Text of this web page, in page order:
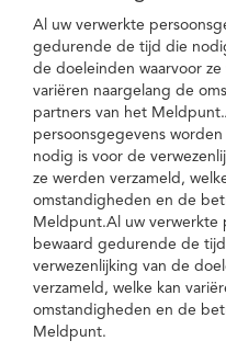
Al uw verwerkte
gedurende de tijd die
de doeleinden waarvoor
variëren naargelang de
partners van het
persoonsgegevens
nodig is voor de
ze werden verzameld,
omstandigheden en de
Meldpunt.Al uw verwerkte
bewaard gedurende de
verwezenlijking van de
verzameld, welke kan
omstandigheden en de
Meldpunt.